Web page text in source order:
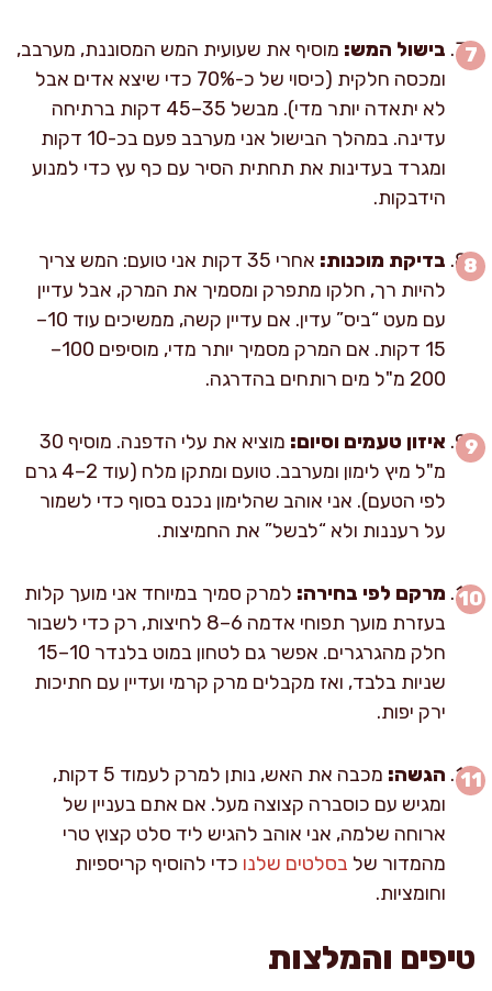
בישול המש: מוסיף את שעועית המש המסוננת, מערבב,
ומכסה חלקית (כיסוי של כ-70% כדי שיצא אדים אבל
לא יתאדה יותר מדי). מבשל 35–45 דקות ברתיחה
עדינה. במהלך הבישול אני מערבב פעם בכ-10 דקות
ומגרד בעדינות את תחתית הסיר עם כף עץ כדי למנוע
הידבקות.
בדיקת מוכנות:
אחרי 35 דקות אני טועם: המש צריך
להיות רך, חלקו מתפרק ומסמיך את המרק, אבל עדיין
עם מעט “ביס” עדין. אם עדיין קשה, ממשיכים עוד 10–
15 דקות. אם המרק מסמיך יותר מדי, מוסיפים 100–
200 מ"ל מים רותחים בהדרגה.
איזון טעמים וסיום:
מוציא את עלי הדפנה. מוסיף 30
מ"ל מיץ לימון ומערבב. טועם ומתקן מלח (עוד 2–4 גרם
לפי הטעם). אני אוהב שהלימון נכנס בסוף כדי לשמור
על רעננות ולא “לבשל” את החמיצות.
מרקם לפי בחירה: למרק סמיך במיוחד אני מועך קלות
בעזרת מועך תפוחי אדמה 6–8 לחיצות, רק כדי לשבור
חלק מהגרגרים. אפשר גם לטחון במוט בלנדר 10–15
שניות בלבד, ואז מקבלים מרק קרמי ועדיין עם חתיכות
ירק יפות.
הגשה:
מכבה את האש, נותן למרק לעמוד 5 דקות,
ומגיש עם כוסברה קצוצה מעל. אם אתם בעניין של
ארוחה שלמה, אני אוהב להגיש ליד סלט קצוץ טרי
מהמדור של בסלטים שלנו כדי להוסיף קריספיות
וחומציות.
טיפים והמלצות